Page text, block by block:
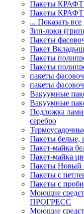
Пакеты КРАФТ
Пакеты КРАФТ
... Показать все
Зип-локи
Пакеты
Пакет Вкладыш
Пакеты
Пакеты
пакеты
пакеты
Вакуумные
Вакуумные
Подложка
серебро
Пакеты белые,
Пакет-майка
Пакет-майка
Пакеты Новый
Пакеты с
Пакеты с
Моющие
ПРОГРЕСС
Моющие